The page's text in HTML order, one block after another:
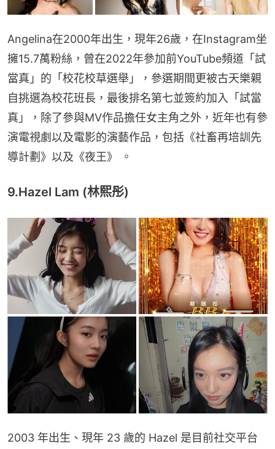
Angelina在2000年出生，現年26歲，在Instagram坐
擁15.7萬粉絲，曾在2022年參加前YouTube頻道「試
當真」的「校花校草選舉」，參選期間更被古天樂親
自挑選為校花班長，最後排名第七並簽約加入「試當
真」，除了參與MV作品擔任女主角之外，近年也有參
演電視劇以及電影的演藝作品，包括《社畜再培訓先
導計劃》以及《夜王》 。
9.Hazel Lam (林熙彤)
2003 年出生、現年 23 歲的 Hazel 是目前社交平台